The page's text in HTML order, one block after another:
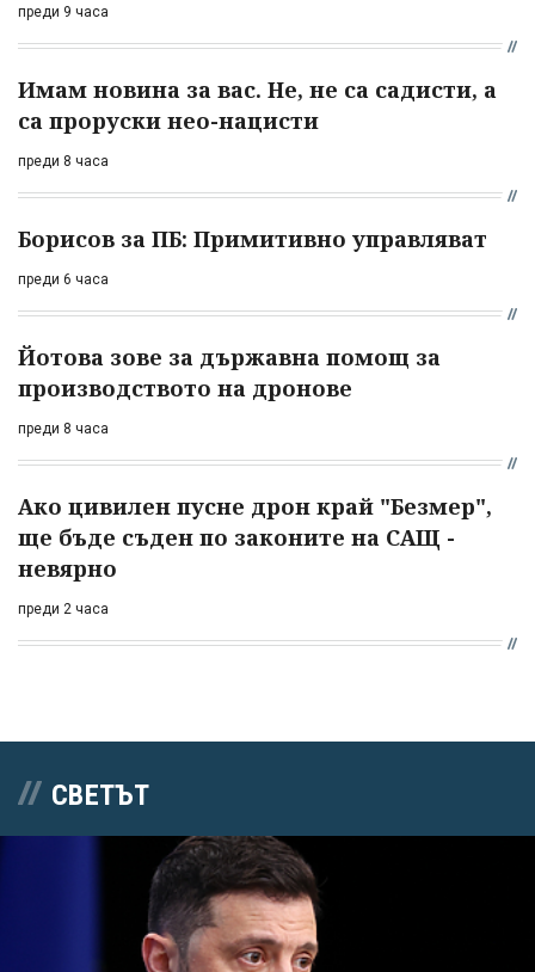
преди 9 часа
Имам новина за вас. Не, не са садисти, а
са проруски нео-нацисти
преди 8 часа
Борисов за ПБ: Примитивно управляват
преди 6 часа
Йотова зове за държавна помощ за
производството на дронове
преди 8 часа
Ако цивилен пусне дрон край "Безмер",
ще бъде съден по законите на САЩ -
невярно
преди 2 часа
СВЕТЪТ